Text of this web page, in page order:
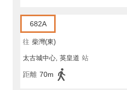
682A
往 柴灣(東)
太古城中心, 英皇道 站
距離 70m